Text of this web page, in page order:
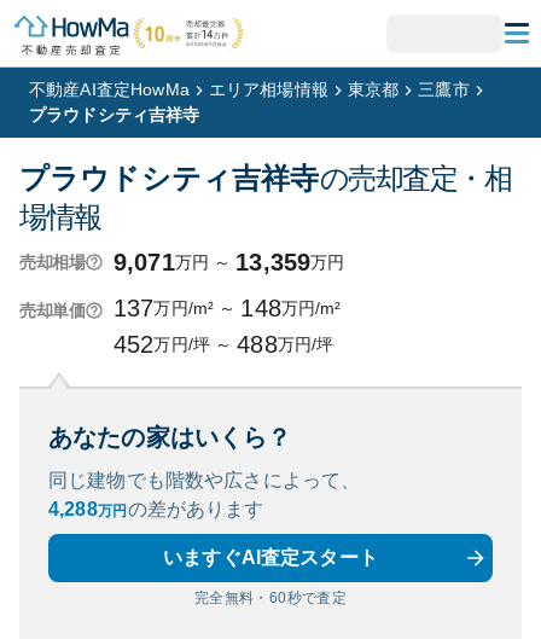
不動産AI査定HowMa エリア相場情報 東京都
三鷹市
プラウドシティ吉祥寺
プラウドシティ吉祥寺の売却査定・相
場情報
売却相場 9,071万円 ～ 13,359万円
売却単価 137万円/m² ～ 148万円/m²
452万円/坪 ～ 488万円/坪
あなたの家はいくら？
同じ建物でも階数や広さによって、
4,288万円 の差があります
いますぐAI査定スタート
完全無料・60秒で査定